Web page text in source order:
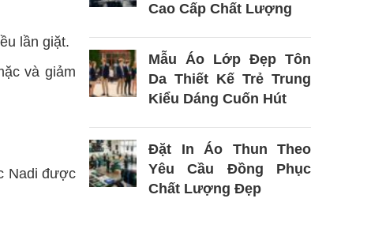
lần giặt.
và giảm
Nadi được
Cao Cấp Chất Lượng
Mẫu Áo Lớp Đẹp Tôn
Da Thiết Kế Trẻ Trung
Kiểu Dáng Cuốn Hút
Đặt In Áo Thun Theo
Yêu Cầu Đồng Phục
Chất Lượng Đẹp